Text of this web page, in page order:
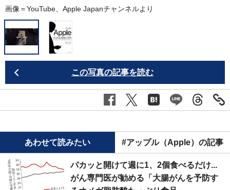
画像＝YouTube、Apple Japanチャンネルより
この写真の記事を読む
あわせて読みたい #アップル（Apple）の記事
パカッと開けて週に1、2個食べるだけ...
がん専門医が勧める「大腸がんを予防す